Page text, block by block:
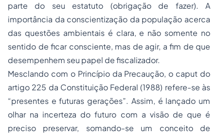
parte do seu estatuto (obrigação de fazer). A
importância da conscientização da população acerca
das questões ambientais é clara, e não somente no
sentido de ficar consciente, mas de agir, a fim de que
desempenhem seu papel de fiscalizador.
Mesclando com o Princípio da Precaução, o caput do
artigo 225 da Constituição Federal (1988) refere-se às
“presentes e futuras gerações”. Assim, é lançado um
olhar na incerteza do futuro com a visão de que é
preciso preservar, somando-se um conceito de